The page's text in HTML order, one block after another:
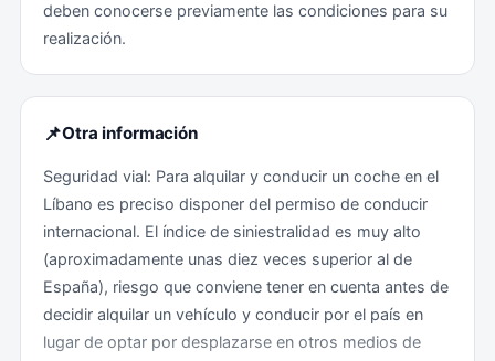
deben conocerse previamente las condiciones para su
realización.
📌Otra información
Seguridad vial: Para alquilar y conducir un coche en el
Líbano es preciso disponer del permiso de conducir
internacional. El índice de siniestralidad es muy alto
(aproximadamente unas diez veces superior al de
España), riesgo que conviene tener en cuenta antes de
decidir alquilar un vehículo y conducir por el país en
lugar de optar por desplazarse en otros medios de